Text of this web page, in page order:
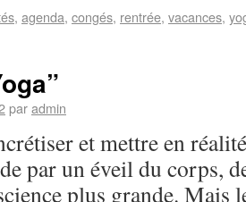
, agenda, congés, rentrée, vacances,
paradmin
et mettre en
par un éveil du corps,
plus grande. Mais